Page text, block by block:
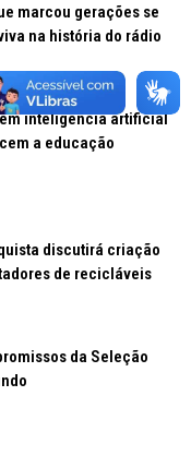
marcou gerações se
na história do rádio
inteligência artificial
a educação
discutirá criação
de recicláveis
da Seleção